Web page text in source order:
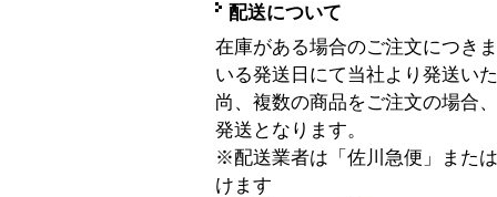
配送について
在庫がある場合のご注文につき
いる発送日にて当社より発送い
尚、複数の商品をご注文の場合
発送となります。
※配送業者は「佐川急便」また
けます